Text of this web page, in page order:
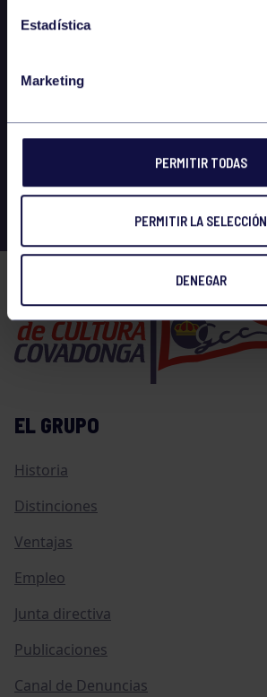
Estadística
Marketing
PERMITIR TODAS
PERMITIR LA SELECCIÓN
DENEGAR
EL GRUPO
Historia
Distinciones
Ventajas
Empleo
Junta directiva
Publicaciones
Canal de Denuncias